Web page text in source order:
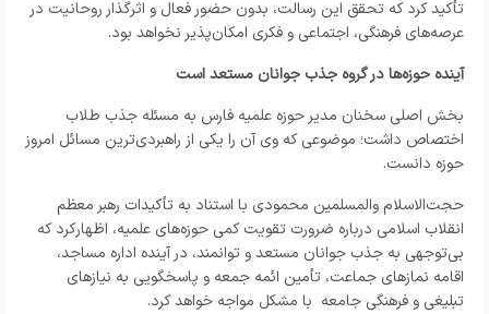
تأکید کرد که تحقق این رسالت، بدون حضور فعال و اثرگذار روحانیت در
عرصه‌های فرهنگی، اجتماعی و فکری امکان‌پذیر نخواهد بود.
آینده حوزه‌ها در گروه جذب جوانان مستعد است
بخش اصلی سخنان مدیر حوزه علمیه فارس به مسئله جذب طلاب
اختصاص داشت؛ موضوعی که وی آن را یکی از راهبردی‌ترین مسائل امروز
حوزه دانست.
حجت‌الاسلام والمسلمین محمودی با استناد به تأکیدات رهبر معظم
انقلاب اسلامی درباره ضرورت تقویت کمی حوزه‌های علمیه، اظهارکرد که
بی‌توجهی به جذب جوانان مستعد و توانمند، در آینده اداره مساجد،
اقامه نمازهای جماعت، تأمین ائمه جمعه و پاسخگویی به نیازهای
تبلیغی و فرهنگی جامعه با مشکل مواجه خواهد کرد.